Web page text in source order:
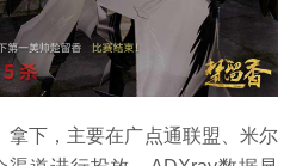
拿下，主要在广点通联盟、米尔